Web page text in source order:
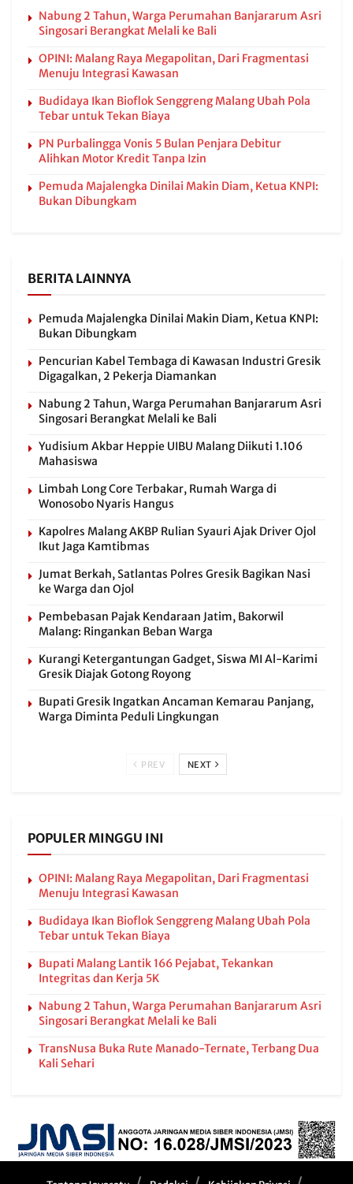
Nabung 2 Tahun, Warga Perumahan Banjararum Asri
Singosari Berangkat Melali ke Bali
OPINI: Malang Raya Megapolitan, Dari Fragmentasi
Menuju Integrasi Kawasan
Budidaya Ikan Bioflok Senggreng Malang Ubah Pola
Tebar untuk Tekan Biaya
PN Purbalingga Vonis 5 Bulan Penjara Debitur
Alihkan Motor Kredit Tanpa Izin
Pemuda Majalengka Dinilai Makin Diam, Ketua KNPI:
Bukan Dibungkam
BERITA LAINNYA
Pemuda Majalengka Dinilai Makin Diam, Ketua KNPI:
Bukan Dibungkam
Pencurian Kabel Tembaga di Kawasan Industri Gresik
Digagalkan, 2 Pekerja Diamankan
Nabung 2 Tahun, Warga Perumahan Banjararum Asri
Singosari Berangkat Melali ke Bali
Yudisium Akbar Heppie UIBU Malang Diikuti 1.106
Mahasiswa
Limbah Long Core Terbakar, Rumah Warga di
Wonosobo Nyaris Hangus
Kapolres Malang AKBP Rulian Syauri Ajak Driver Ojol
Ikut Jaga Kamtibmas
Jumat Berkah, Satlantas Polres Gresik Bagikan Nasi
ke Warga dan Ojol
Pembebasan Pajak Kendaraan Jatim, Bakorwil
Malang: Ringankan Beban Warga
Kurangi Ketergantungan Gadget, Siswa MI Al-Karimi
Gresik Diajak Gotong Royong
Bupati Gresik Ingatkan Ancaman Kemarau Panjang,
Warga Diminta Peduli Lingkungan
PREV NEXT
POPULER MINGGU INI
OPINI: Malang Raya Megapolitan, Dari Fragmentasi
Menuju Integrasi Kawasan
Budidaya Ikan Bioflok Senggreng Malang Ubah Pola
Tebar untuk Tekan Biaya
Bupati Malang Lantik 166 Pejabat, Tekankan
Integritas dan Kerja 5K
Nabung 2 Tahun, Warga Perumahan Banjararum Asri
Singosari Berangkat Melali ke Bali
TransNusa Buka Rute Manado-Ternate, Terbang Dua
Kali Sehari